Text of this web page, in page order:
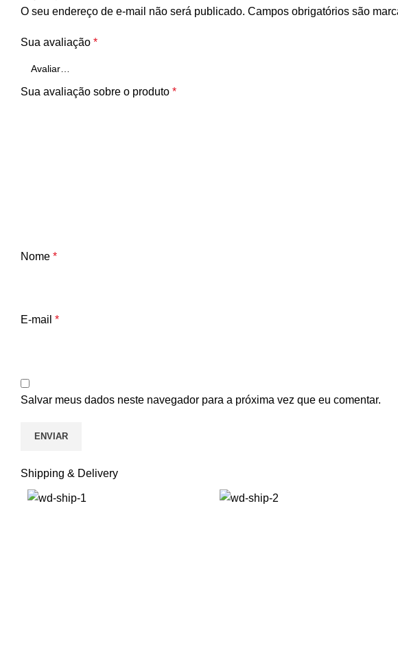
O seu endereço de e-mail não será publicado. Campos obrigatórios são
Sua avaliação *
Sua avaliação sobre o produto *
Nome *
E-mail *
Salvar meus dados neste navegador para a próxima vez que eu comentar.
Shipping & Delivery